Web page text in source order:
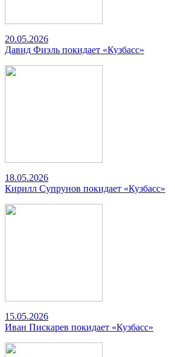
20.05.2026
Давид Фиэль покидает «Кузбасс»
18.05.2026
Кирилл Супрунов покидает «Кузбасс»
15.05.2026
Иван Пискарев покидает «Кузбасс»